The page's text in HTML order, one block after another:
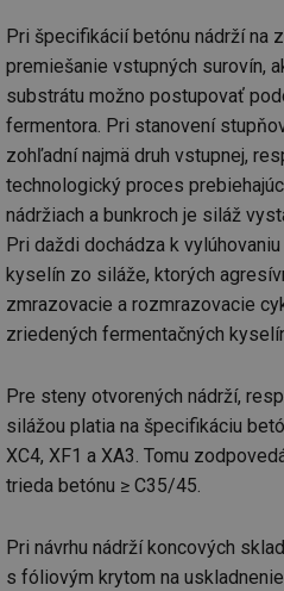
Pri špecifikácií betónu nádrží na
premiešanie vstupných surovín,
substrátu možno postupovať
fermentora. Pri stanovení
zohľadní najmä druh vstupnej,
technologický proces
nádržiach a bunkroch je siláž
Pri daždi dochádza k
kyselín zo siláže, ktorých
zmrazovacie a rozmrazovacie
zriedených fermentačných
Pre steny otvorených nádrží,
silážou platia na špecifikáciu
XC4, XF1 a XA3. Tomu
trieda betónu ≥ C35/45.
Pri návrhu nádrží koncových
s fóliovým krytom na